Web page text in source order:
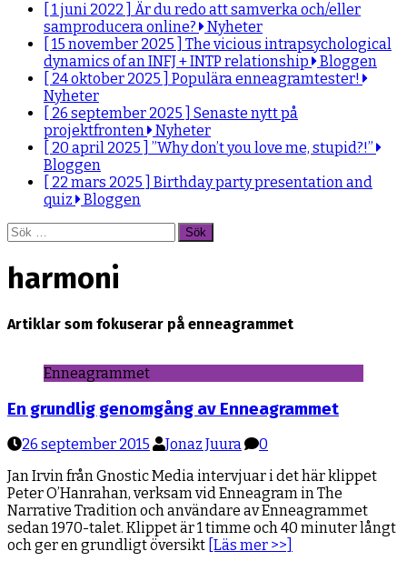
[ 1 juni 2022 ] Är du redo att samverka och/eller
samproducera online?
Nyheter
[ 15 november 2025 ] The vicious intrapsychological
dynamics of an INFJ + INTP relationship
Bloggen
[ 24 oktober 2025 ] Populära enneagramtester!
Nyheter
[ 26 september 2025 ] Senaste nytt på
projektfronten
Nyheter
[ 20 april 2025 ] ”Why don’t you love me, stupid?!”
Bloggen
[ 22 mars 2025 ] Birthday party presentation and
quiz
Bloggen
Sök
efter:
harmoni
Artiklar som fokuserar på enneagrammet
Enneagrammet
En grundlig genomgång av Enneagrammet
26 september 2015 Jonaz Juura
0
Jan Irvin från Gnostic Media intervjuar i det här klippet
Peter O’Hanrahan, verksam vid Enneagram in The
Narrative Tradition och användare av Enneagrammet
sedan 1970-talet. Klippet är 1 timme och 40 minuter långt
och ger en grundligt översikt [Läs mer >>]